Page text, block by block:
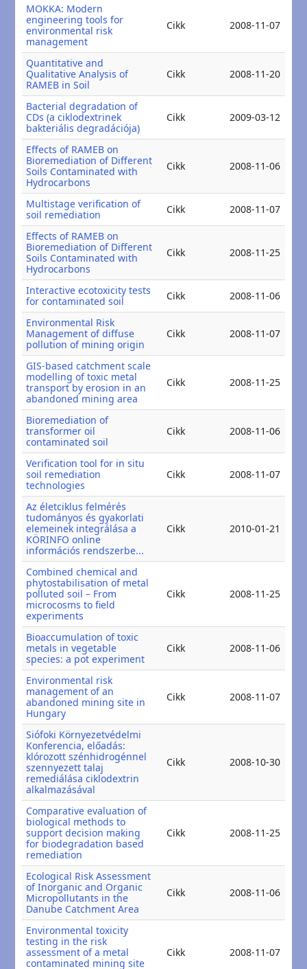
MOKKA: Modern
engineering tools for
environmental risk
management
Cikk 2008-11-07
Quantitative and
Qualitative Analysis of
RAMEB in Soil
Cikk 2008-11-20
Bacterial degradation of
CDs (a ciklodextrinek
bakteriális degradációja)
Cikk 2009-03-12
Effects of RAMEB on
Bioremediation of Different
Soils Contaminated with
Hydrocarbons
Cikk 2008-11-06
Multistage verification of
soil remediation
Cikk 2008-11-07
Effects of RAMEB on
Bioremediation of Different
Soils Contaminated with
Hydrocarbons
Cikk 2008-11-25
Interactive ecotoxicity tests
for contaminated soil
Cikk 2008-11-06
Environmental Risk
Management of diffuse
pollution of mining origin
Cikk 2008-11-07
GIS-based catchment scale
modelling of toxic metal
transport by erosion in an
abandoned mining area
Cikk 2008-11-25
Bioremediation of
transformer oil
contaminated soil
Cikk 2008-11-06
Verification tool for in situ
soil remediation
technologies
Cikk 2008-11-07
Az életciklus felmérés
tudományos és gyakorlati
elemeinek integrálása a
KÖRINFO online
információs rendszerbe...
Cikk 2010-01-21
Combined chemical and
phytostabilisation of metal
polluted soil – From
microcosms to field
experiments
Cikk 2008-11-25
Bioaccumulation of toxic
metals in vegetable
species: a pot experiment
Cikk 2008-11-06
Environmental risk
management of an
abandoned mining site in
Hungary
Cikk 2008-11-07
Siófoki Környezetvédelmi
Konferencia, előadás:
klórozott szénhidrogénnel
szennyezett talaj
remediálása ciklodextrin
alkalmazásával
Cikk 2008-10-30
Comparative evaluation of
biological methods to
support decision making
for biodegradation based
remediation
Cikk 2008-11-25
Ecological Risk Assessment
of Inorganic and Organic
Micropollutants in the
Danube Catchment Area
Cikk 2008-11-06
Environmental toxicity
testing in the risk
assessment of a metal
contaminated mining site
Cikk 2008-11-07